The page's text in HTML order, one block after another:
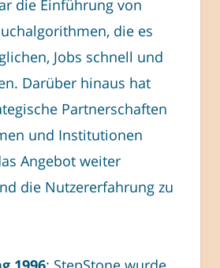
die Einführung von
die es
Jobs schnell und
Darüber hinaus hat
Partnerschaften
und Institutionen
Angebot weiter
die Nutzererfahrung zu